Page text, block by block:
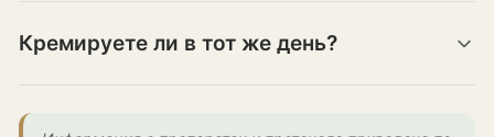
Кремируете ли в тот же день?